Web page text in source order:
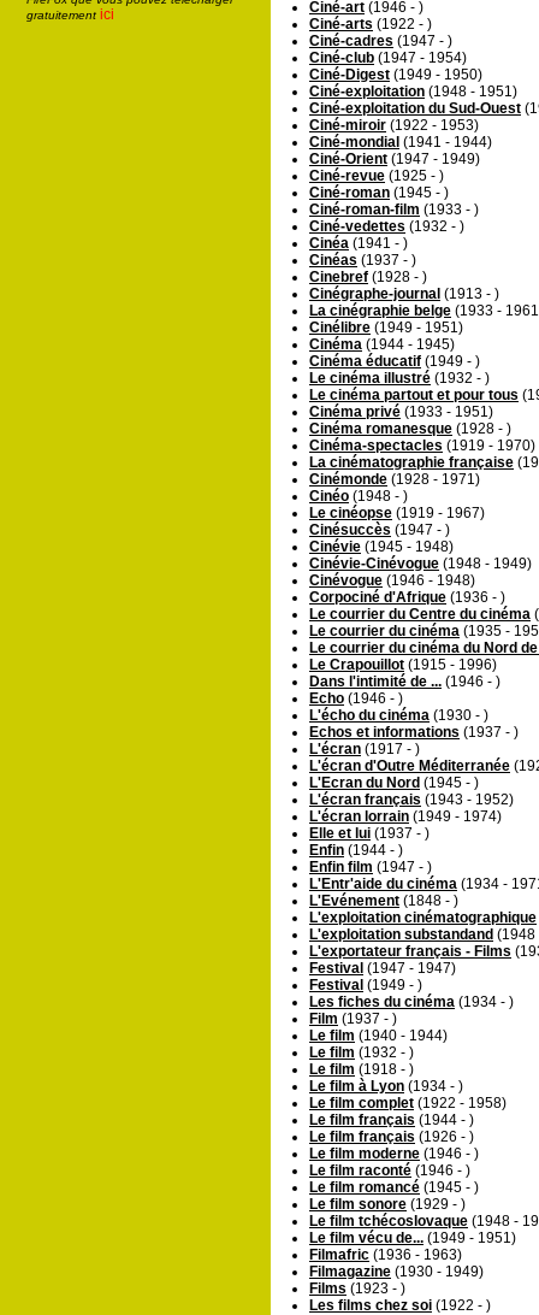
gratuitement ici
Ciné-art (1946 - )
Ciné-arts (1922 - )
Ciné-cadres (1947 - )
Ciné-club (1947 - 1954)
Ciné-Digest (1949 - 1950)
Ciné-exploitation (1948 - 1951)
Ciné-exploitation du Sud-Ouest
Ciné-miroir (1922 - 1953)
Ciné-mondial (1941 - 1944)
Ciné-Orient (1947 - 1949)
Ciné-revue (1925 - )
Ciné-roman (1945 - )
Ciné-roman-film (1933 - )
Ciné-vedettes (1932 - )
Cinéa (1941 - )
Cinéas (1937 - )
Cinebref (1928 - )
Cinégraphe-journal (1913 - )
La cinégraphie belge (1933 -
Cinélibre (1949 - 1951)
Cinéma (1944 - 1945)
Cinéma éducatif (1949 - )
Le cinéma illustré (1932 - )
Le cinéma partout et pour tous
Cinéma privé (1933 - 1951)
Cinéma romanesque (1928 - )
Cinéma-spectacles (1919 - 1970)
La cinématographie française
Cinémonde (1928 - 1971)
Cinéo (1948 - )
Le cinéopse (1919 - 1967)
Cinésuccès (1947 - )
Cinévie (1945 - 1948)
Cinévie-Cinévogue (1948 - 1949)
Cinévogue (1946 - 1948)
Corpociné d'Afrique (1936 - )
Le courrier du Centre du cinéma
Le courrier du cinéma (1935 -
Le courrier du cinéma du Nord
Le Crapouillot (1915 - 1996)
Dans l'intimité de ... (1946 - )
Echo (1946 - )
L'écho du cinéma (1930 - )
Echos et informations (1937 - )
L'écran (1917 - )
L'écran d'Outre Méditerranée
L'Ecran du Nord (1945 - )
L'écran français (1943 - 1952)
L'écran lorrain (1949 - 1974)
Elle et lui (1937 - )
Enfin (1944 - )
Enfin film (1947 - )
L'Entr'aide du cinéma (1934 -
L'Evénement (1848 - )
L'exploitation cinématographique
L'exploitation substandand (1948
L'exportateur français - Films
Festival (1947 - 1947)
Festival (1949 - )
Les fiches du cinéma (1934 - )
Film (1937 - )
Le film (1940 - 1944)
Le film (1932 - )
Le film (1918 - )
Le film à Lyon (1934 - )
Le film complet (1922 - 1958)
Le film français (1944 - )
Le film français (1926 - )
Le film moderne (1946 - )
Le film raconté (1946 - )
Le film romancé (1945 - )
Le film sonore (1929 - )
Le film tchécoslovaque (1948 -
Le film vécu de... (1949 - 1951)
Filmafric (1936 - 1963)
Filmagazine (1930 - 1949)
Films (1923 - )
Les films chez soi (1922 - )